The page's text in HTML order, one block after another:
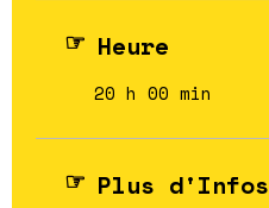
Heure
20 h 00 min
Plus d'Infos